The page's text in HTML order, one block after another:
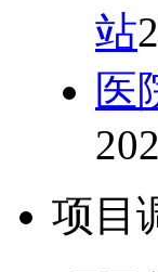
站
医
项目